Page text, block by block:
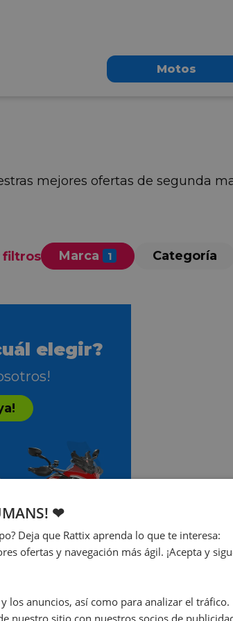
Motos
mejores ofertas de segunda
filtros Marca Categoría
elegir?
❤
Deja que Rattix aprenda lo que te interesa:
ofertas y navegación más ágil. ¡Acepta y
los anuncios, así como para analizar el tráfico.
nuestro sitio con nuestros socios de